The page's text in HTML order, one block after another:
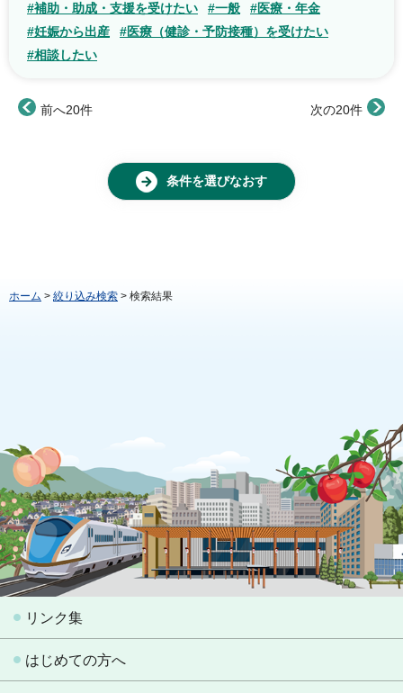
#補助・助成・支援を受けたい #一般
#医療・年金
#妊娠から出産
#医療（健診・予防接種）を受けたい
#相談したい
前へ20件 次の20件
条件を選びなおす
ホーム > 絞り込み検索 > 検索結果
リンク集
はじめての方へ